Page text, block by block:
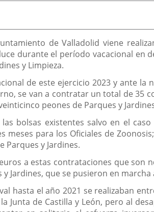
de Valladolid viene
durante el período vacacional
y Limpieza.
de este ejercicio 2023 y ante
se van a contratar un total de 35
peones de Parques y
bolsas existentes salvo en el
para los Oficiales de
Parques y Jardines.
a estas contrataciones que son
y Jardines, que se pusieron en
hasta el año 2021 se realizaban
Junta de Castilla y León, pero al